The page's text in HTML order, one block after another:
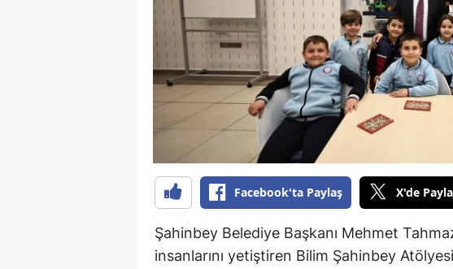
Bilecik
Bingöl
Bitlis
Bolu
Bursa
Çankırı
Facebook'ta Paylaş X'de
Şahinbey Belediye Başkanı Mehmet
insanlarını yetiştiren Bilim Şahinbey